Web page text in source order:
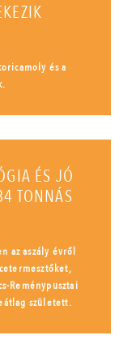
és a
ÉS JÓ
TONNÁS
az aszály évről
Reménypusztai
született.